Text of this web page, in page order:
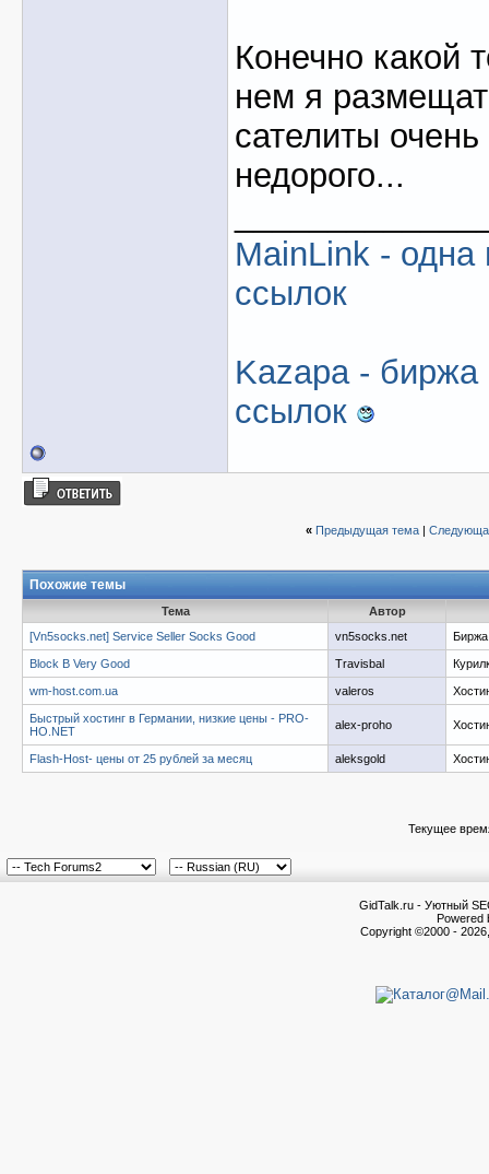
Конечно какой
нем я
сателиты
недорого...
MainLink -
ссылок
Kazapa -
ссылок
« Предыдущая тема|
Похожие темы
Тема
Автор
[Vn5socks.net] Service Seller Socks Good
vn5socks.net Биржа
Block B Very Good Travisbal
wm-host.com.ua valeros
Быстрый хостинг в Германии, низкие цены - PRO-
HO.NET
alex-proho
Flash-Host- цены от 25 рублей за месяц aleksgold
Текущее
GidTalk.ru - Уютный
Powered
Copyright ©2000 -